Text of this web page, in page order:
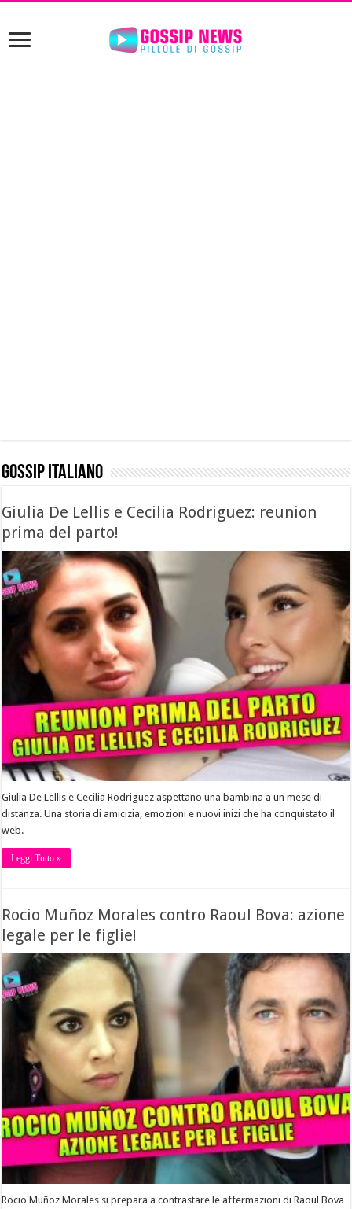
GOSSIP ITALIANO
Giulia De Lellis e Cecilia Rodriguez: reunion
prima del parto!
Giulia De Lellis e Cecilia Rodriguez aspettano una bambina a un mese di
distanza. Una storia di amicizia, emozioni e nuovi inizi che ha conquistato il
web.
Leggi Tutto »
Rocio Muñoz Morales contro Raoul Bova: azione
legale per le figlie!
Rocio Muñoz Morales si prepara a contrastare le affermazioni di Raoul Bova